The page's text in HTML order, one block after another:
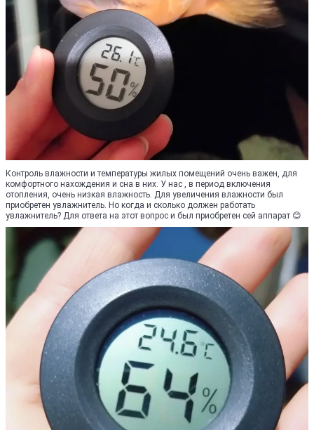
Контроль влажности и температуры жилых помещений очень важен, для
комфортного нахождения и сна в них. У нас , в период включения
отопления, очень низкая влажность. Для увеличения влажности был
приобретен увлажнитель. Но когда и сколько должен работать
увлажнитель? Для ответа на этот вопрос и был приобретен сей аппарат 😊